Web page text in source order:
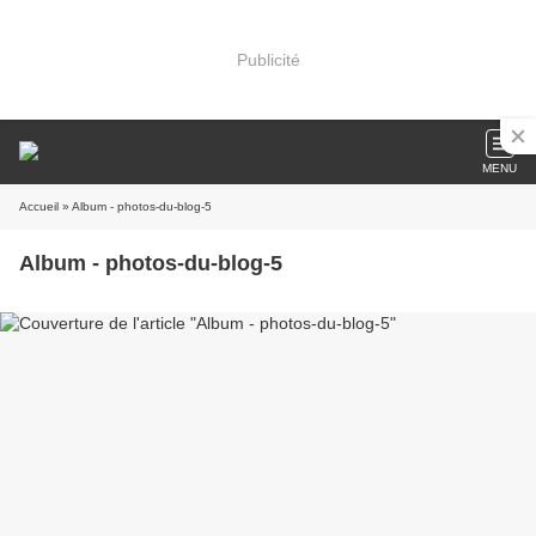
Publicité
MENU
Accueil » Album - photos-du-blog-5
Album - photos-du-blog-5